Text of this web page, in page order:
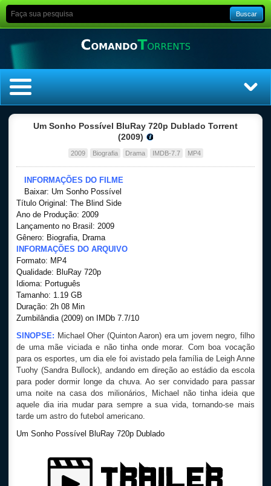
Buscar
Top Séries
Um Sonho Possível BluRay 720p Dublado Torrent
(2009)
2009 Biografia Drama IMDB-7.7 MP4
INFORMAÇÕES DO FILME
Baixar: Um Sonho Possível
Título Original: The Blind Side
Ano de Produção: 2009
Lançamento no Brasil: 2009
Gênero: Biografia, Drama
INFORMAÇÕES DO ARQUIVO
Formato: MP4
Qualidade: BluRay 720p
Idioma: Português
Tamanho: 1.19 GB
Duração: 2h 08 Min
Zumbilândia (2009) on IMDb 7.7/10
SINOPSE: Michael Oher (Quinton Aaron) era um jovem negro, filho
de uma mãe viciada e não tinha onde morar. Com boa vocação
para os esportes, um dia ele foi avistado pela família de Leigh Anne
Tuohy (Sandra Bullock), andando em direção ao estádio da escola
para poder dormir longe da chuva. Ao ser convidado para passar
uma noite na casa dos milionários, Michael não tinha ideia que
aquele dia iria mudar para sempre a sua vida, tornando-se mais
tarde um astro do futebol americano.
Um Sonho Possível BluRay 720p Dublado